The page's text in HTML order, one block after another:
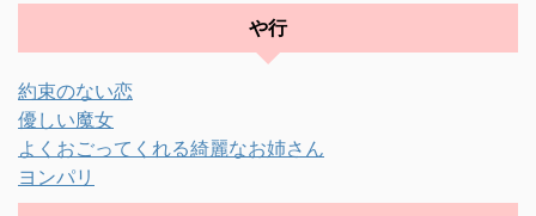
や行
約束のない恋
優しい魔女
よくおごってくれる綺麗なお姉さん
ヨンパリ